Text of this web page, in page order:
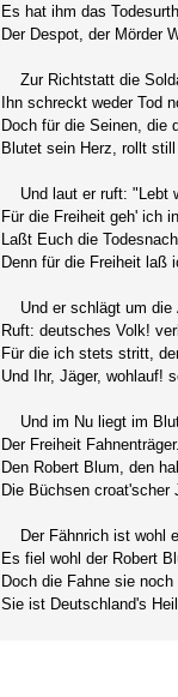
Es hat ihm das
Der Despot, der Mörder
Zur Richtstatt die
Ihn schreckt weder Tod
Doch für die Seinen, die
Blutet sein Herz, rollt
Und laut er ruft: "Lebt
Für die Freiheit geh' ich
Laßt Euch die
Denn für die Freiheit laß
Und er schlägt um die
Ruft: deutsches Volk!
Für die ich stets stritt,
Und Ihr, Jäger, wohlauf!
Und im Nu liegt im
Der Freiheit
Den Robert Blum, den
Die Büchsen croat'scher
Der Fähnrich ist wohl
Es fiel wohl der Robert
Doch die Fahne sie
Sie ist Deutschland's